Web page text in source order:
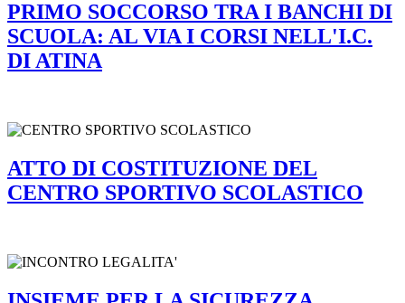
PRIMO SOCCORSO TRA I BANCHI DI
SCUOLA: AL VIA I CORSI NELL'I.C.
DI ATINA
ATTO DI COSTITUZIONE DEL
CENTRO SPORTIVO SCOLASTICO